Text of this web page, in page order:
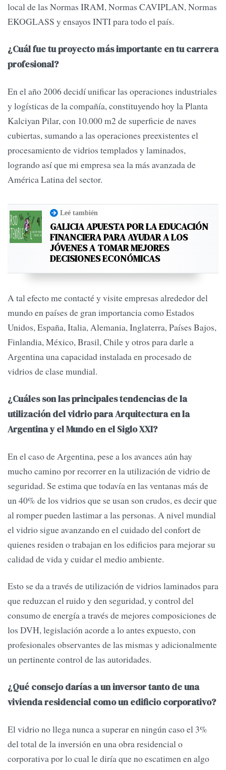
local de las Normas IRAM, Normas CAVIPLAN, Normas
EKOGLASS y ensayos INTI para todo el país.
¿Cuál fue tu proyecto más importante en tu carrera
profesional?
En el año 2006 decidí unificar las operaciones industriales
y logísticas de la compañía, constituyendo hoy la Planta
Kalciyan Pilar, con 10.000 m2 de superficie de naves
cubiertas, sumando a las operaciones preexistentes el
procesamiento de vidrios templados y laminados,
logrando así que mi empresa sea la más avanzada de
América Latina del sector.
Leé también
GALICIA APUESTA POR LA EDUCACIÓN
FINANCIERA PARA AYUDAR A LOS
JÓVENES A TOMAR MEJORES
DECISIONES ECONÓMICAS
A tal efecto me contacté y visite empresas alrededor del
mundo en países de gran importancia como Estados
Unidos, España, Italia, Alemania, Inglaterra, Países Bajos,
Finlandia, México, Brasil, Chile y otros para darle a
Argentina una capacidad instalada en procesado de
vidrios de clase mundial.
¿Cuáles son las principales tendencias de la
utilización del vidrio para Arquitectura en la
Argentina y el Mundo en el Siglo XXI?
En el caso de Argentina, pese a los avances aún hay
mucho camino por recorrer en la utilización de vidrio de
seguridad. Se estima que todavía en las ventanas más de
un 40% de los vidrios que se usan son crudos, es decir que
al romper pueden lastimar a las personas. A nivel mundial
el vidrio sigue avanzando en el cuidado del confort de
quienes residen o trabajan en los edificios para mejorar su
calidad de vida y cuidar el medio ambiente.
Esto se da a través de utilización de vidrios laminados para
que reduzcan el ruido y den seguridad, y control del
consumo de energía a través de mejores composiciones de
los DVH, legislación acorde a lo antes expuesto, con
profesionales observantes de las mismas y adicionalmente
un pertinente control de las autoridades.
¿Qué consejo darías a un inversor tanto de una
vivienda residencial como un edificio corporativo?
El vidrio no llega nunca a superar en ningún caso el 3%
del total de la inversión en una obra residencial o
corporativa por lo cual le diría que no escatimen en algo